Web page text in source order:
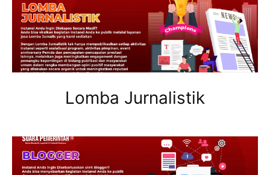
Lomba Jurnalistik